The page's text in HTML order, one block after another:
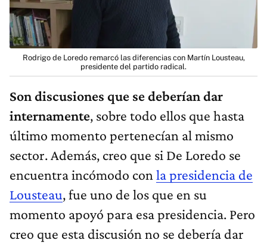
Rodrigo de Loredo remarcó las diferencias con Martín Lousteau,
presidente del partido radical.
Son discusiones que se deberían dar
internamente, sobre todo ellos que hasta
último momento pertenecían al mismo
sector. Además, creo que si De Loredo se
encuentra incómodo con la presidencia de
Lousteau, fue uno de los que en su
momento apoyó para esa presidencia. Pero
creo que esta discusión no se debería dar